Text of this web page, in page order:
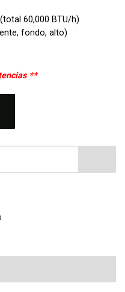
60,000 BTU/h)
fondo, alto)
**
Protek ASP-600G